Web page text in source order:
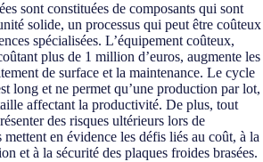
sont constituées de composants qui sont
solide, un processus qui peut être coûteux
spécialisées. L’équipement coûteux,
plus de 1 million d’euros, augmente les
de surface et la maintenance. Le cycle
long et ne permet qu’une production par lot,
affectant la productivité. De plus, tout
des risques ultérieurs lors de
en évidence les défis liés au coût, à la
et à la sécurité des plaques froides brasées.